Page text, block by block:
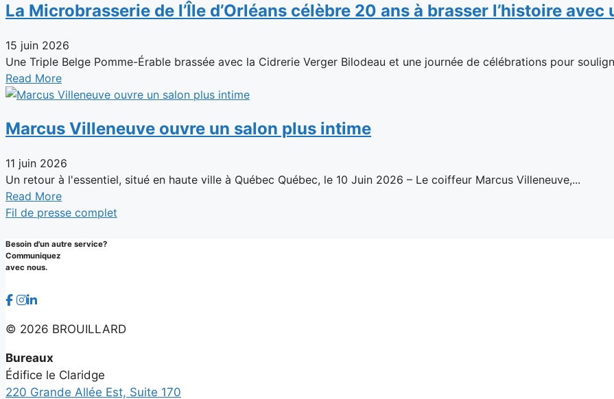
La Microbrasserie de l’Île d’Orléans célèbre 20 ans à brasser l’histoire
15 juin 2026
Une Triple Belge Pomme-Érable brassée avec la Cidrerie Verger Bilodeau et une journée de célébrations pour
Read More
Marcus Villeneuve ouvre un salon plus intime
11 juin 2026
Un retour à l'essentiel, situé en haute ville à Québec Québec, le 10 Juin 2026 – Le coiffeur Marcus Villeneuve,...
Read More
Fil de presse complet
Besoin d'un autre service?
Communiquez
avec nous.
© 2026 BROUILLARD
Bureaux
Édifice le Claridge
220 Grande Allée Est, Suite 170